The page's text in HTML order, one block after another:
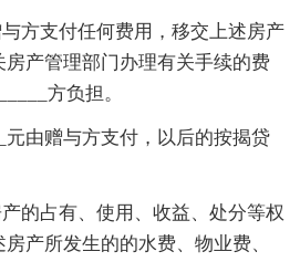
支付任何费用，移交上述房产
产管理部门办理有关手续的费
方负担。
由赠与方支付，以后的按揭贷
占有、使用、收益、处分等权
产所发生的的水费、物业费、